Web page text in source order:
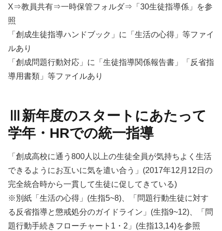
X⇒教員共有⇒一時保管フォルダ⇒「30生徒指導係」を参
照
「創成生徒指導ハンドブック」に「生活の心得」等ファイ
ルあり
「創成問題行動対応」に「生徒指導関係報告書」「反省指
導用書類」等ファイルあり
Ⅲ新年度のスタートにあたって
学年・HRでの統一指導
「創成高校に通う800人以上の生徒全員が気持ちよく生活
できるようにお互いに気を遣い合う」(2017年12月12日の
完全統合時から一貫して生徒に促してきている)
※別紙「生活の心得」(生指5~8)、「問題行動生徒に対す
る反省指導と懲戒処分のガイドライン」(生指9~12)、「問
題行動手続きフローチャート1・2」(生指13,14)を参照